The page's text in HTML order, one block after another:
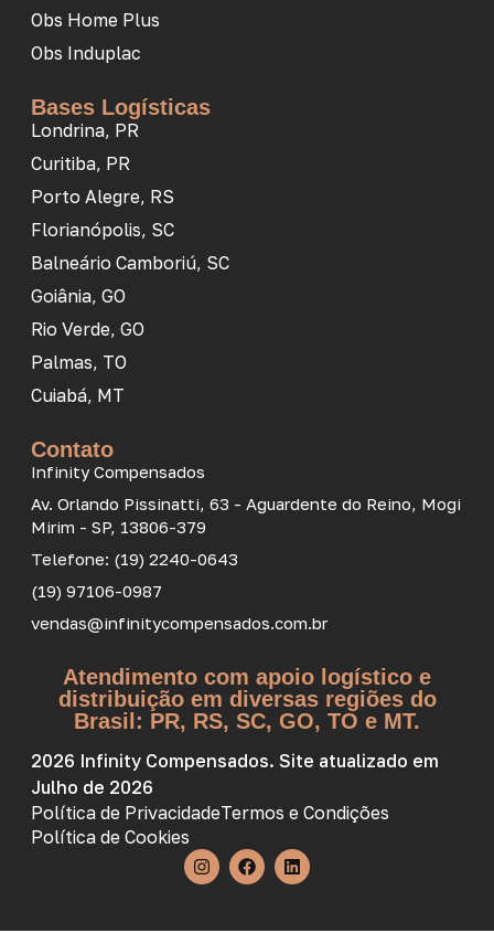
Obs Home Plus
Obs Induplac
Bases Logísticas
Londrina, PR
Curitiba, PR
Porto Alegre, RS
Florianópolis, SC
Balneário Camboriú, SC
Goiânia, GO
Rio Verde, GO
Palmas, TO
Cuiabá, MT
Contato
Infinity Compensados
Av. Orlando Pissinatti, 63 - Aguardente do Reino, Mogi
Mirim - SP, 13806-379
Telefone: (19) 2240-0643
(19) 97106-0987
vendas@infinitycompensados.com.br
Atendimento com apoio logístico e
distribuição em diversas regiões do
Brasil: PR, RS, SC, GO, TO e MT.
2026 Infinity Compensados. Site atualizado em
Julho de 2026
Política de PrivacidadeTermos e Condições
Política de Cookies